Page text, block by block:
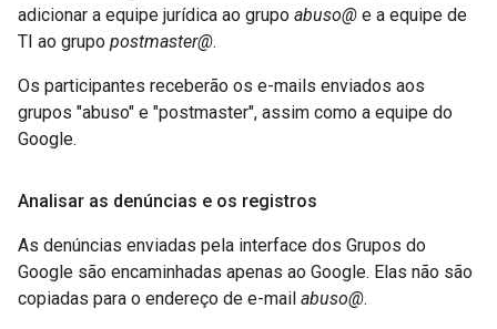
adicionar a equipe jurídica ao grupo abuso@ e a equipe de
TI ao grupo postmaster@.
Os participantes receberão os e-mails enviados aos
grupos "abuso" e "postmaster", assim como a equipe do
Google.
Analisar as denúncias e os registros
As denúncias enviadas pela interface dos Grupos do
Google são encaminhadas apenas ao Google. Elas não são
copiadas para o endereço de e-mail abuso@.